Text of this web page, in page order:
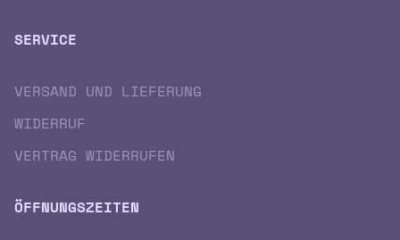
SERVICE
VERSAND UND LIEFERUNG
WIDERRUF
VERTRAG WIDERRUFEN
ÖFFNUNGSZEITEN